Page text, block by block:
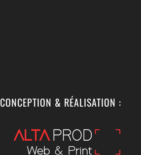
CONCEPTION & RÉALISATION :